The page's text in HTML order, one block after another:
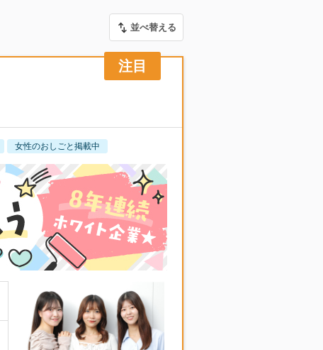
並べ替える
女性のおしごと掲載中